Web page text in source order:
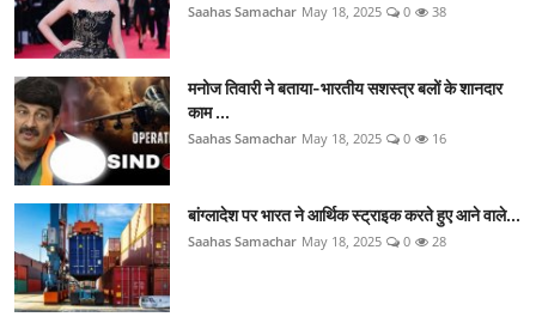
Saahas Samachar May 18, 2025 0 38
मनोज तिवारी ने बताया-भारतीय सशस्त्र बलों के शानदार
काम ...
Saahas Samachar May 18, 2025 0 16
बांग्लादेश पर भारत ने आर्थिक स्ट्राइक करते हुए आने वाले...
Saahas Samachar May 18, 2025 0 28